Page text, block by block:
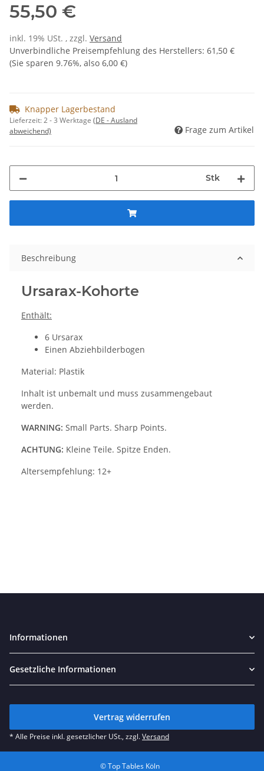
55,50 €
inkl. 19% USt. , zzgl. Versand
Unverbindliche Preisempfehlung des Herstellers: 61,50 €
(Sie sparen 9.76%, also 6,00 €)
Knapper Lagerbestand
Lieferzeit:2 - 3 Werktage (DE - Ausland
abweichend)
Frage zum Artikel
Stk
Beschreibung
Ursarax-Kohorte
Enthält:
6 Ursarax
Einen Abziehbilderbogen
Material: Plastik
Inhalt ist unbemalt und muss zusammengebaut
werden.
WARNING: Small Parts. Sharp Points.
ACHTUNG: Kleine Teile. Spitze Enden.
Altersempfehlung: 12+
Informationen
Gesetzliche Informationen
Vertrag widerrufen
* Alle Preise inkl. gesetzlicher USt., zzgl.Versand
© Top Tables Köln